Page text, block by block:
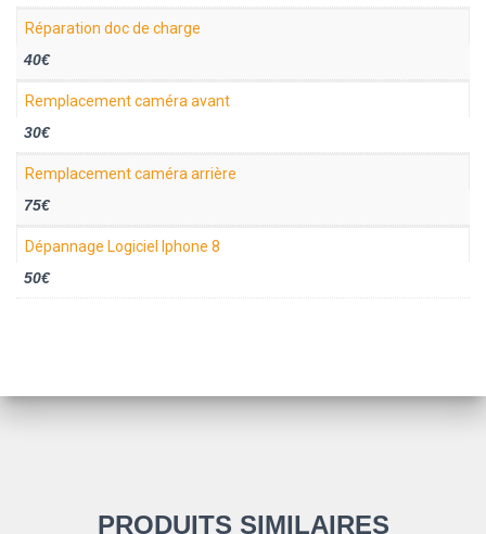
Réparation doc de charge
40€
Remplacement caméra avant
30€
Remplacement caméra arrière
75€
Dépannage Logiciel Iphone 8
50€
PRODUITS SIMILAIRES